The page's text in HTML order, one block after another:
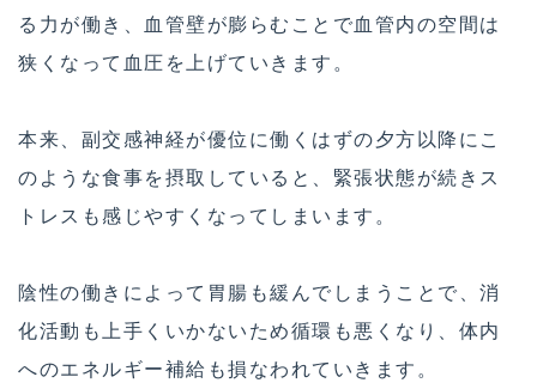
る力が働き、血管壁が膨らむことで血管内の空間は
狭くなって血圧を上げていきます。
本来、副交感神経が優位に働くはずの夕方以降にこ
のような食事を摂取していると、緊張状態が続きス
トレスも感じやすくなってしまいます。
陰性の働きによって胃腸も緩んでしまうことで、消
化活動も上手くいかないため循環も悪くなり、体内
へのエネルギー補給も損なわれていきます。